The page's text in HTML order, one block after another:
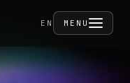
EN MENU